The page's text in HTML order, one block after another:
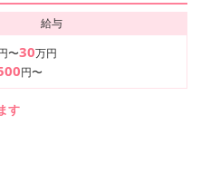
給与
〜30万円
円〜
す